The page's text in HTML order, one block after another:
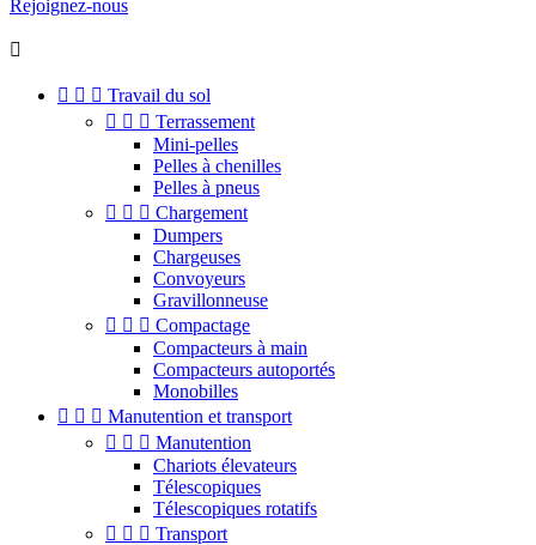
Rejoignez-nous

   Travail du sol
   Terrassement
Mini-pelles
Pelles à chenilles
Pelles à pneus
   Chargement
Dumpers
Chargeuses
Convoyeurs
Gravillonneuse
   Compactage
Compacteurs à main
Compacteurs autoportés
Monobilles
   Manutention et transport
   Manutention
Chariots élevateurs
Télescopiques
Télescopiques rotatifs
   Transport